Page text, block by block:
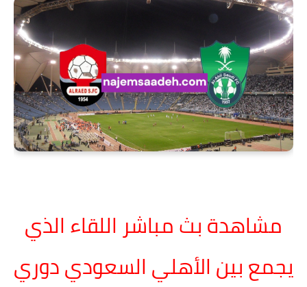
مشاهدة بث مباشر اللقاء الذي
يجمع بين الأهلي السعودي دوري